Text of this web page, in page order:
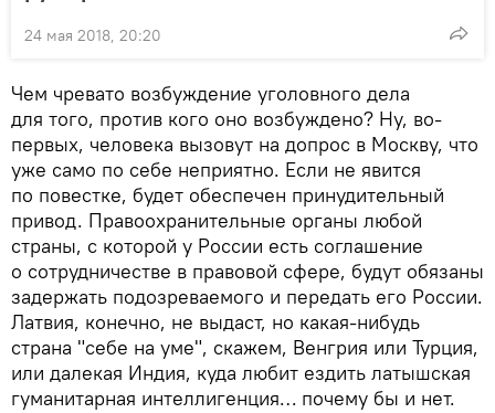
24 мая 2018, 20:20
Чем чревато возбуждение уголовного дела
для того, против кого оно возбуждено? Ну, во-
первых, человека вызовут на допрос в Москву, что
уже само по себе неприятно. Если не явится
по повестке, будет обеспечен принудительный
привод. Правоохранительные органы любой
страны, с которой у России есть соглашение
о сотрудничестве в правовой сфере, будут обязаны
задержать подозреваемого и передать его России.
Латвия, конечно, не выдаст, но какая-нибудь
страна "себе на уме", скажем, Венгрия или Турция,
или далекая Индия, куда любит ездить латышская
гуманитарная интеллигенция… почему бы и нет.